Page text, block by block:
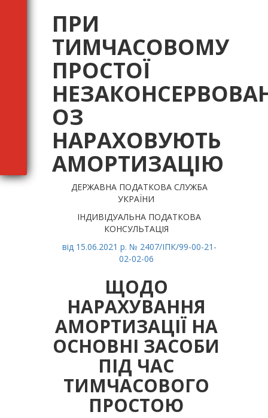
ПРИ
ТИМЧАСОВОМУ
ПРОСТОЇ
ОЗ
НАРАХОВУЮТЬ
АМОРТИЗАЦІЮ
ДЕРЖАВНА ПОДАТКОВА СЛУЖБА
УКРАЇНИ
ІНДИВІДУАЛЬНА ПОДАТКОВА
КОНСУЛЬТАЦІЯ
від 15.06.2021 р. № 2407/ІПК/99-00-21-
02-02-06
ЩОДО
НАРАХУВАННЯ
АМОРТИЗАЦІЇ НА
ОСНОВНІ ЗАСОБИ
ПІД ЧАС
ТИМЧАСОВОГО
ПРОСТОЮ